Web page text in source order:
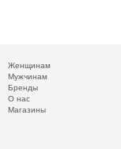
Женщинам
Мужчинам
Бренды
О нас
Магазины